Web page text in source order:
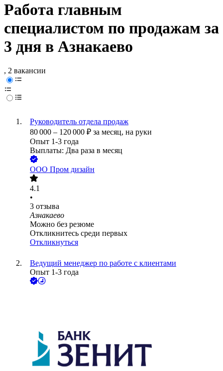
Работа главным
специалистом по продажам за
3 дня в Азнакаево
, 2 вакансии
Руководитель отдела продаж
80 000 – 120 000 ₽ за месяц, на руки
Опыт 1-3 года
Выплаты: Два раза в месяц
ООО Пром дизайн
4.1
•
3 отзыва
Азнакаево
Можно без резюме
Откликнитесь среди первых
Откликнуться
Ведущий менеджер по работе с клиентами
Опыт 1-3 года